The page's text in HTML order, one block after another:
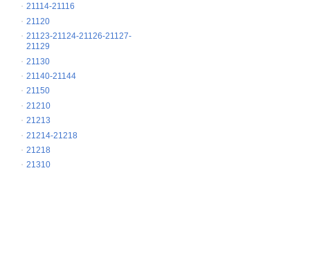
21114-21116
21120
21123-21124-21126-21127-
21129
21130
21140-21144
21150
21210
21213
21214-21218
21218
21310